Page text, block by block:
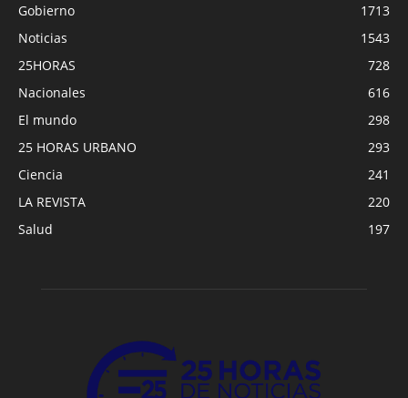
Gobierno
1713
Noticias
1543
25HORAS
728
Nacionales
616
El mundo
298
25 HORAS URBANO
293
Ciencia
241
LA REVISTA
220
Salud
197